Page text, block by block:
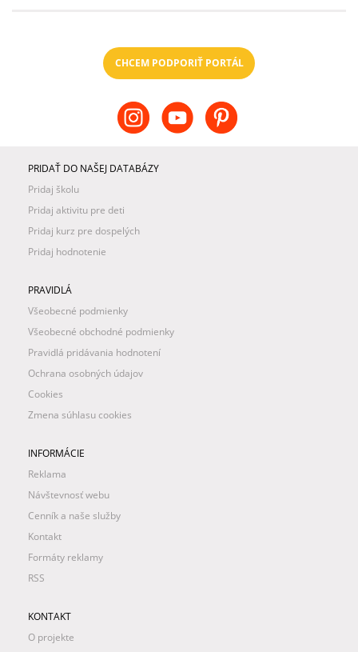
CHCEM PODPORIŤ PORTÁL
PRIDAŤ DO NAŠEJ DATABÁZY
Pridaj školu
Pridaj aktivitu pre deti
Pridaj kurz pre dospelých
Pridaj hodnotenie
PRAVIDLÁ
Všeobecné podmienky
Všeobecné obchodné podmienky
Pravidlá pridávania hodnotení
Ochrana osobných údajov
Cookies
Zmena súhlasu cookies
INFORMÁCIE
Reklama
Návštevnosť webu
Cenník a naše služby
Kontakt
Formáty reklamy
RSS
KONTAKT
O projekte